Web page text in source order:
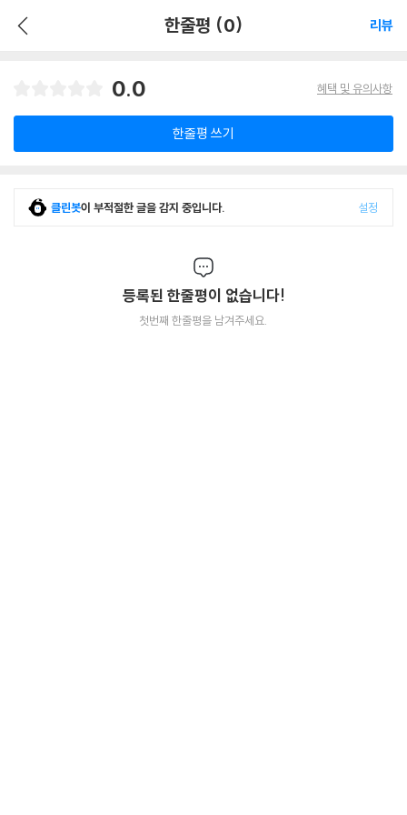
한줄평 (0) 리뷰
0.0 혜택 및 유의사항
한줄평 쓰기
클린봇이 부적절한 글을 감지 중입니다. 설정
등록된 한줄평이 없습니다!
첫번째 한줄평을 남겨주세요.